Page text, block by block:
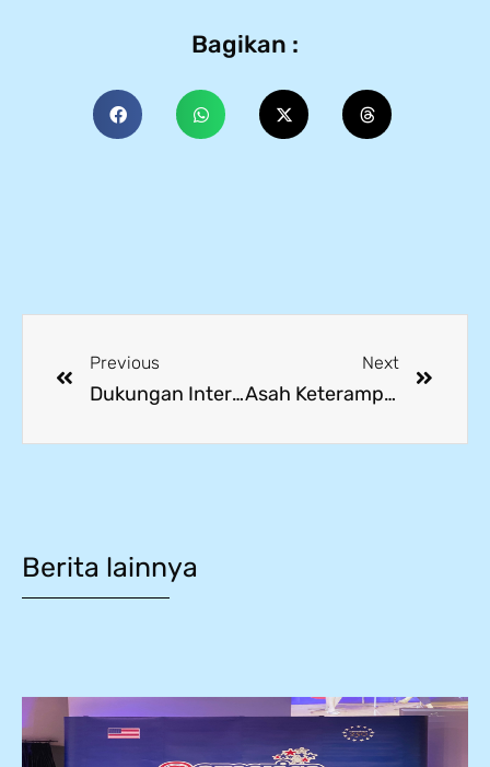
Bagikan :
Previous
Dukungan Internasional untuk Pendidikan: Sompo Welfare Foundation Salurkan Grant kepada Yayasan Mitra Industri
Next
Asah Keterampilan Painting, Siswa SMK Mitra Industri Dapat Pelatihan Eksklusif dari Samurai Education
Berita lainnya